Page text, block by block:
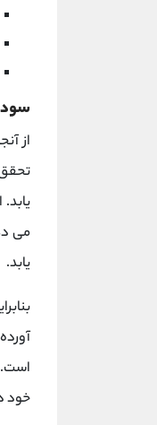
ﺍﺯ
می
یابد.
خود